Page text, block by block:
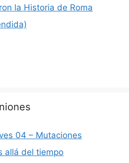
la Historia de Roma
04 – Mutaciones
allá del tiempo